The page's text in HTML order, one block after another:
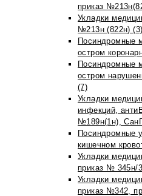
приказ
Укладки
№213н (822н) (3)
Посиндромные
остром
Посиндромные
остром
(7)
Укладки
инфекций,
№189н(1н),
Посиндромные
кишечном
Укладки
приказ № 345н/
Укладки
приказ №342,